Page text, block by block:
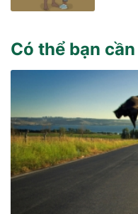
Có thể bạn cần